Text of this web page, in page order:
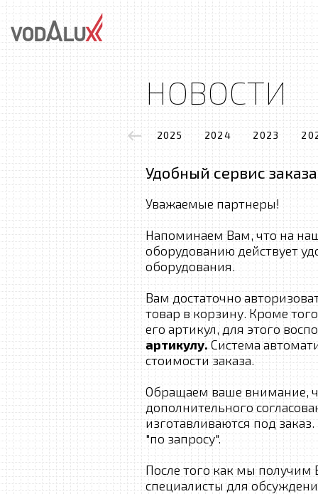
НОВОСТИ
2025 2024 2023
Удобный сервис
Уважаемые партнеры!
Напоминаем Вам, что на
оборудованию действует
оборудования.
Вам достаточно
товар в корзину. Кроме
его артикул, для этого
артикулу.Система
стоимости заказа.
Обращаем ваше внимание,
дополнительного
изготавливаются под
"по запросу".
После того как мы получим
специалисты для